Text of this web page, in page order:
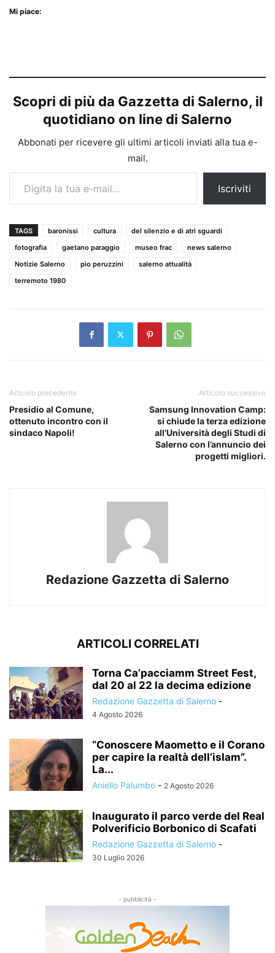
Mi piace:
Scopri di più da Gazzetta di Salerno, il
quotidiano on line di Salerno
Abbonati per ricevere gli ultimi articoli inviati alla tua e-
mail.
Digita la tua e-mail...
Iscriviti
TAGS baronissi cultura
del silenzio e di atri sguardi
fotografia
gaetano paraggio museo frac
news salerno
Notizie Salerno
pio peruzzini
salerno attualità
terremoto 1980
Articolo precedente
Presidio al Comune,
ottenuto incontro con il
sindaco Napoli!
Articolo successivo
Samsung Innovation Camp:
si chiude la terza edizione
all’Università degli Studi di
Salerno con l’annuncio dei
progetti migliori.
Redazione Gazzetta di Salerno
ARTICOLI CORRELATI
Torna Ca’pacciamm Street Fest,
dal 20 al 22 la decima edizione
Redazione Gazzetta di Salerno -
4 Agosto 2026
“Conoscere Maometto e il Corano
per capire la realtà dell’islam”.
La...
Aniello Palumbo - 2 Agosto 2026
Inaugurato il parco verde del Real
Polverificio Borbonico di Scafati
Redazione Gazzetta di Salerno -
30 Luglio 2026
- pubblicità -